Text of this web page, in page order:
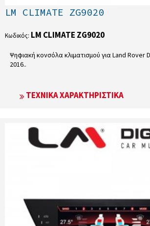
LM CLIMATE ZG9020
Κωδικός: LM CLIMATE ZG9020
Ψηφιακή κονσόλα κλιματισμού για Land Rover
2016..
ΤΕΧΝΙΚΆ ΧΑΡΑΚΤΗΡΙΣΤΙΚΆ